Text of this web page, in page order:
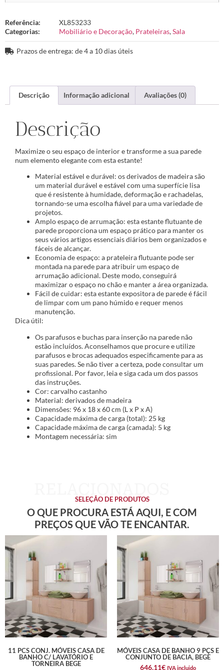
Referência:
XL853233
Categorias:
Mobiliário e Decoração, Prateleiras,Sala
Prazos de entrega: de 4 a 10 dias úteis
Descrição Informação adicional Avaliações (0)
Descrição
Maximize o seu espaço de interior e transforme a sua parede
num elemento elegante com esta estante!
Material estável e durável: os derivados de madeira são
um material durável e estável com uma superfície lisa
que é resistente à humidade, deformação e rachadelas,
tornando-se uma escolha fiável para uma variedade de
projetos.
Amplo espaço de arrumação: esta estante flutuante de
parede proporciona um espaço prático para manter os
seus vários artigos essenciais diários bem organizados e
fáceis de alcançar.
Economia de espaço: a prateleira flutuante pode ser
montada na parede para atribuir um espaço de
arrumação adicional. Deste modo, conseguirá
maximizar o espaço no chão e manter a área organizada.
Fácil de cuidar: esta estante expositora de parede é fácil
de limpar com um pano húmido e requer menos
manutenção.
Dica útil:
Os parafusos e buchas para inserção na parede não
estão incluídos. Aconselhamos que procure e utilize
parafusos e brocas adequados especificamente para as
suas paredes. Se não tiver a certeza, pode consultar um
profissional. Por favor, leia e siga cada um dos passos
das instruções.
Cor: carvalho castanho
Material: derivados de madeira
Dimensões: 96 x 18 x 60 cm (L x P x A)
Capacidade máxima de carga (total): 25 kg
Capacidade máxima de carga (camada): 5 kg
Montagem necessária: sim
SELEÇÃO DE PRODUTOS
O QUE PROCURA ESTÁ AQUI, E COM
PREÇOS QUE VÃO TE ENCANTAR.
11 PCS CONJ. MÓVEIS CASA DE
BANHO C/ LAVATÓRIO E
TORNEIRA BEGE
MÓVEIS CASA DE BANHO 9 PÇS E
CONJUNTO DE BACIA, BEGE
646,11€ IVA incluido